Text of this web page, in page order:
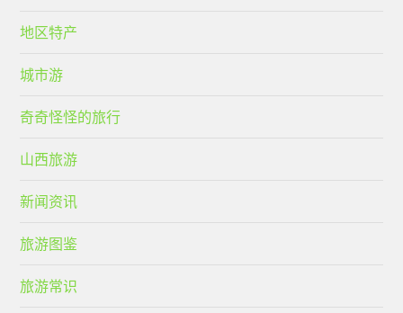
地区特产
城市游
奇奇怪怪的旅行
山西旅游
新闻资讯
旅游图鉴
旅游常识